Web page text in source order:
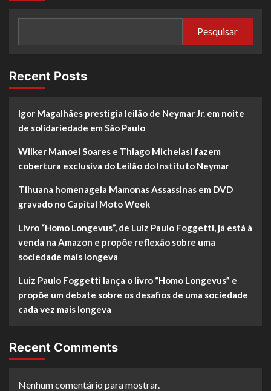
Pesquisar
Recent Posts
Igor Magalhães prestigia leilão de Neymar Jr. em noite
de solidariedade em São Paulo
Wilker Manoel Soares e Thiago Michelasi fazem
cobertura exclusiva do Leilão do Instituto Neymar
Tihuana homenageia Mamonas Assassinas em DVD
gravado no Capital Moto Week
Livro “Homo Longevus”, de Luiz Paulo Foggetti, já está à
venda na Amazon e propõe reflexão sobre uma
sociedade mais longeva
Luiz Paulo Foggetti lança o livro “Homo Longevus” e
propõe um debate sobre os desafios de uma sociedade
cada vez mais longeva
Recent Comments
Nenhum comentário para mostrar.